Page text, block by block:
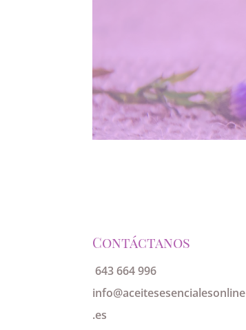
Contáctanos
643 664 996
info@aceitesesencialesonline
.es